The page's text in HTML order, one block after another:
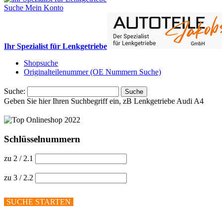
Suche Mein Konto
Ihr Spezialist für Lenkgetriebe
Shopsuche
Originalteilenummer (OE Nummern Suche)
Suche: Suche
Geben Sie hier Ihren Suchbegriff ein, zB Lenkgetriebe Audi A4
Schlüsselnummern
zu 2 / 2.1
zu 3 / 2.2
SUCHE STARTEN